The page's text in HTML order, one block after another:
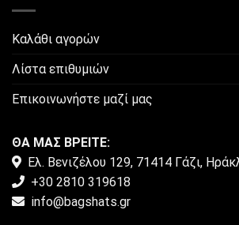
Καλάθι αγορών
Λίστα επιθυμιών
Επικοινωνήστε μαζί μας
ΘΑ ΜΑΣ ΒΡΕΙΤΕ:
Ελ. Βενιζέλου 129, 71414 Γάζι,
+30 2810 319618
info@bagshats.gr